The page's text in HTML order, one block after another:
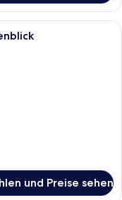
mit einem großen
und Preise sehen